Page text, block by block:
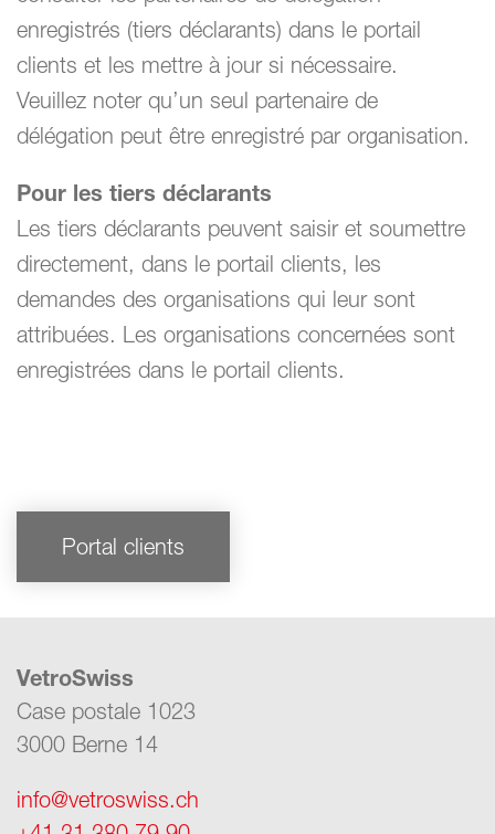
enregistrés (tiers déclarants) dans le portail
clients et les mettre à jour si nécessaire.
Veuillez noter qu’un seul partenaire de
délégation peut être enregistré par organisation.
Pour les tiers déclarants
Les tiers déclarants peuvent saisir et soumettre
directement, dans le portail clients, les
demandes des organisations qui leur sont
attribuées. Les organisations concernées sont
enregistrées dans le portail clients.
Portal clients
VetroSwiss
Case postale 1023
3000 Berne 14
info@vetroswiss.ch